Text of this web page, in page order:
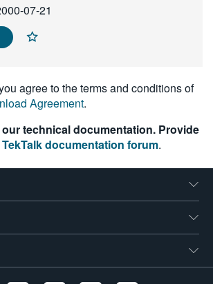
07-21
agree to the terms and conditions of
Agreement.
technical documentation. Provide
TekTalk documentation forum.